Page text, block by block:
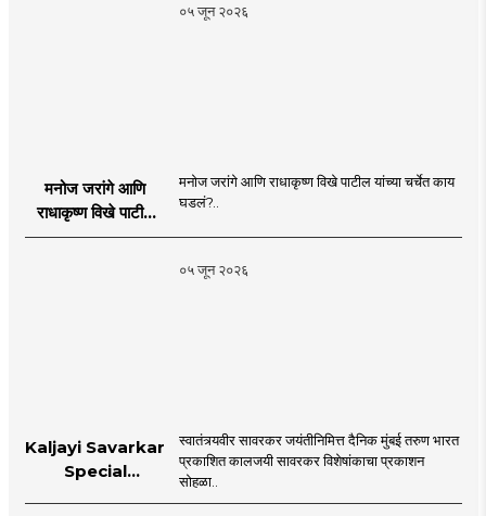
०५ जून २०२६
मनोज जरांगे आणि
राधाकृष्ण विखे पाटील
यांच्या चर्चेत काय घडलं?
मनोज जरांगे आणि राधाकृष्ण विखे पाटील यांच्या चर्चेत काय
घडलं?..
०५ जून २०२६
Kaljayi Savarkar
Special
स्वातंत्र्यवीर सावरकर जयंतीनिमित्त दैनिक मुंबई तरुण भारत
प्रकाशित कालजयी सावरकर विशेषांकाचा प्रकाशन
सोहळा..